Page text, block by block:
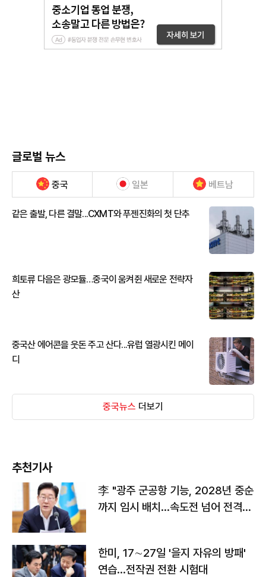
글로벌 뉴스
중국 일본 베트남
같은 출발, 다른 결말...CXMT와 푸젠진화의 첫 단추
희토류 다음은 광모듈…중국이 움켜쥔 새로운 전략자
산
중국산 에어콘을 웃돈 주고 산다...유럽 열광시킨 메이
디
중국뉴스 더보기
추천기사
李 "광주 군공항 기능, 2028년 중순
까지 임시 배치…속도전 넘어 전격
한미, 17∼27일 '을지 자유의 방패'
연습…전작권 전환 시험대